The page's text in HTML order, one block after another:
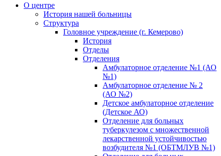
О центре
История нашей больницы
Структура
Головное учреждение (г. Кемерово)
История
Отделы
Отделения
Амбулаторное отделение №1 (АО
№1)
Амбулаторное отделение № 2
(АО №2)
Детское амбулаторное отделение
(Детское АО)
Отделение для больных
туберкулезом с множественной
лекарственной устойчивостью
возбудителя №1 (ОБТМЛУВ №1)